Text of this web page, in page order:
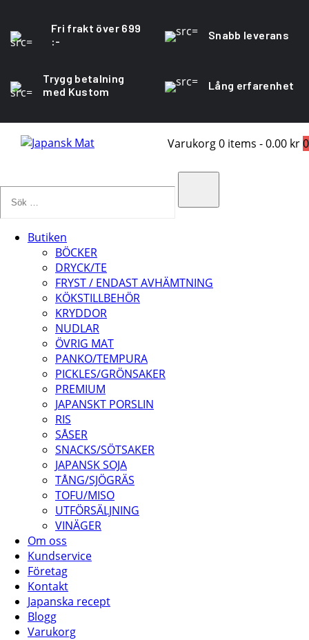
Fri frakt över 699
:-
Snabb leverans
Trygg betalning
med Kustom
Lång erfarenhet
Varukorg0 items -0.00 kr0
Butiken
BÖCKER
DRYCK/TE
FRYST / ENDAST AVHÄMTNING
KÖKSTILLBEHÖR
KRYDDOR
NUDLAR
ÖVRIG MAT
PANKO/TEMPURA
PICKLES/GRÖNSAKER
PREMIUM
JAPANSKT PORSLIN
RIS
SÅSER
SNACKS/SÖTSAKER
JAPANSK SOJA
TÅNG/SJÖGRÄS
TOFU/MISO
UTFÖRSÄLJNING
VINÄGER
Om oss
Kundservice
Företag
Kontakt
Japanska recept
Blogg
Varukorg